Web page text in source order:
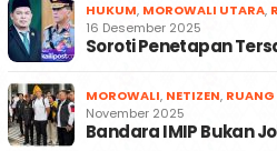
HUKUM, MOROWALI UTARA,
16 Desember 2025
Soroti Penetapan
MOROWALI, NETIZEN, RUANG
November 2025
Bandara IMIP Bukan